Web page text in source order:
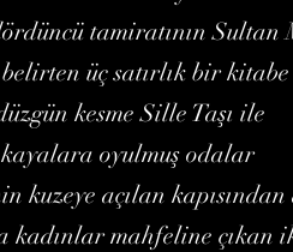
tamiratının Sultan
üç satırlık bir
kesme Sille Taşı ile
kayalara oyulmuş odalar
kuzeye açılan kapısından
kadınlar mahfeline çıkan